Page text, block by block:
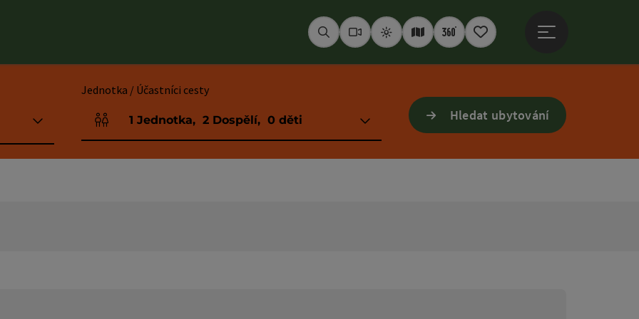
HledatWebkamery
PočasíInteraktivní mapa
360° panoramata
Poznámkový blok
Jednotka / Účastníci cesty
Počet jednotek a polí pro osoby
1 Jednotka, 2 Dospělí, 0 děti Hledat ubytování